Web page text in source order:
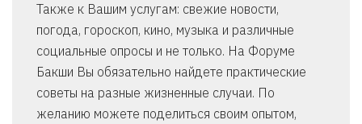
Также к Вашим услугам: свежие новости,
погода, гороскоп, кино, музыка и различные
социальные опросы и не только. На Форуме
Бакши Вы обязательно найдете практические
советы на разные жизненные случаи. По
желанию можете поделиться своим опытом,